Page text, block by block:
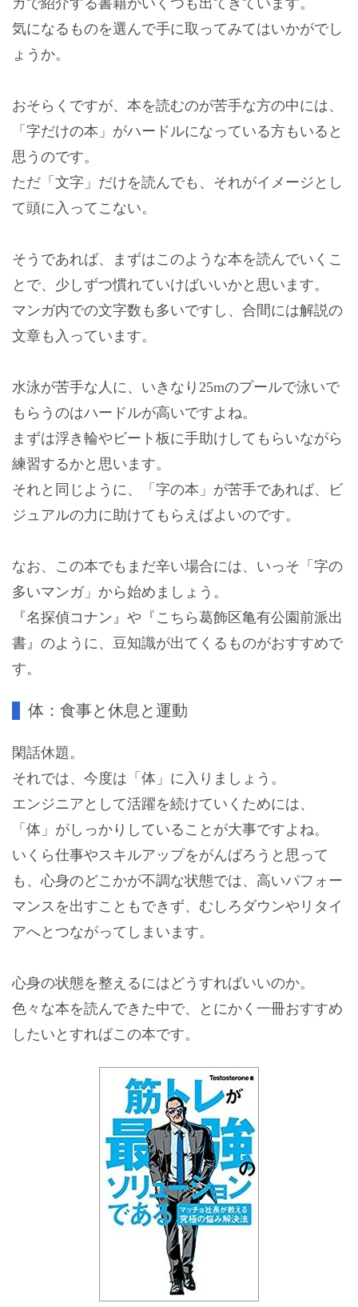
ガで紹介する書籍がいくつも出てきています。
気になるものを選んで手に取ってみてはいかがでし
ょうか。
おそらくですが、本を読むのが苦手な方の中には、
「字だけの本」がハードルになっている方もいると
思うのです。
ただ「文字」だけを読んでも、それがイメージとし
て頭に入ってこない。
そうであれば、まずはこのような本を読んでいくこ
とで、少しずつ慣れていけばいいかと思います。
マンガ内での文字数も多いですし、合間には解説の
文章も入っています。
水泳が苦手な人に、いきなり25mのプールで泳いで
もらうのはハードルが高いですよね。
まずは浮き輪やビート板に手助けしてもらいながら
練習するかと思います。
それと同じように、「字の本」が苦手であれば、ビ
ジュアルの力に助けてもらえばよいのです。
なお、この本でもまだ辛い場合には、いっそ「字の
多いマンガ」から始めましょう。
『名探偵コナン』や『こちら葛飾区亀有公園前派出
書』のように、豆知識が出てくるものがおすすめで
す。
体：食事と休息と運動
閑話休題。
それでは、今度は「体」に入りましょう。
エンジニアとして活躍を続けていくためには、
「体」がしっかりしていることが大事ですよね。
いくら仕事やスキルアップをがんばろうと思って
も、心身のどこかが不調な状態では、高いパフォー
マンスを出すこともできず、むしろダウンやリタイ
アへとつながってしまいます。
心身の状態を整えるにはどうすればいいのか。
色々な本を読んできた中で、とにかく一冊おすすめ
したいとすればこの本です。